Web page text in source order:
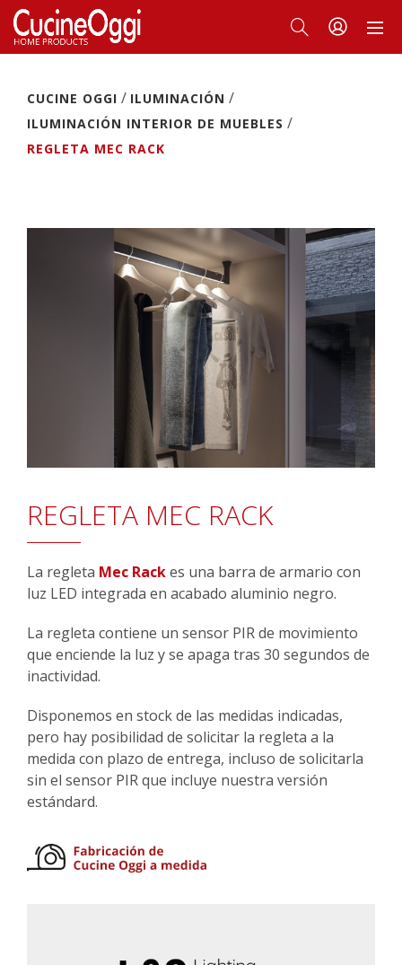
CUCINE OGGI / ILUMINACIÓN /
ILUMINACIÓN INTERIOR DE MUEBLES /
REGLETA MEC RACK
REGLETA MEC RACK
La regleta Mec Rackes una barra de armario con
luz LED integrada en acabado aluminio negro.
La regleta contiene un sensor PIR de movimiento
que enciende la luz y se apaga tras 30 segundos de
inactividad.
Disponemos en stock de las medidas indicadas,
pero hay posibilidad de solicitar la regleta a la
medida con plazo de entrega, incluso de solicitarla
sin el sensor PIR que incluye nuestra versión
estándard.